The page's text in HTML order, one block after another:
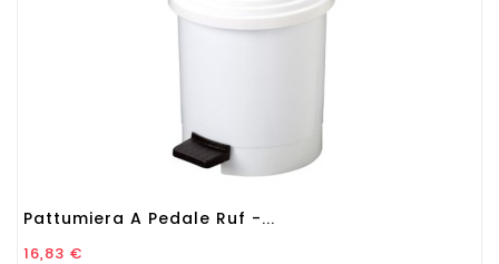
Pattumiera A Pedale Ruf -...
Prezzo
16,83 €